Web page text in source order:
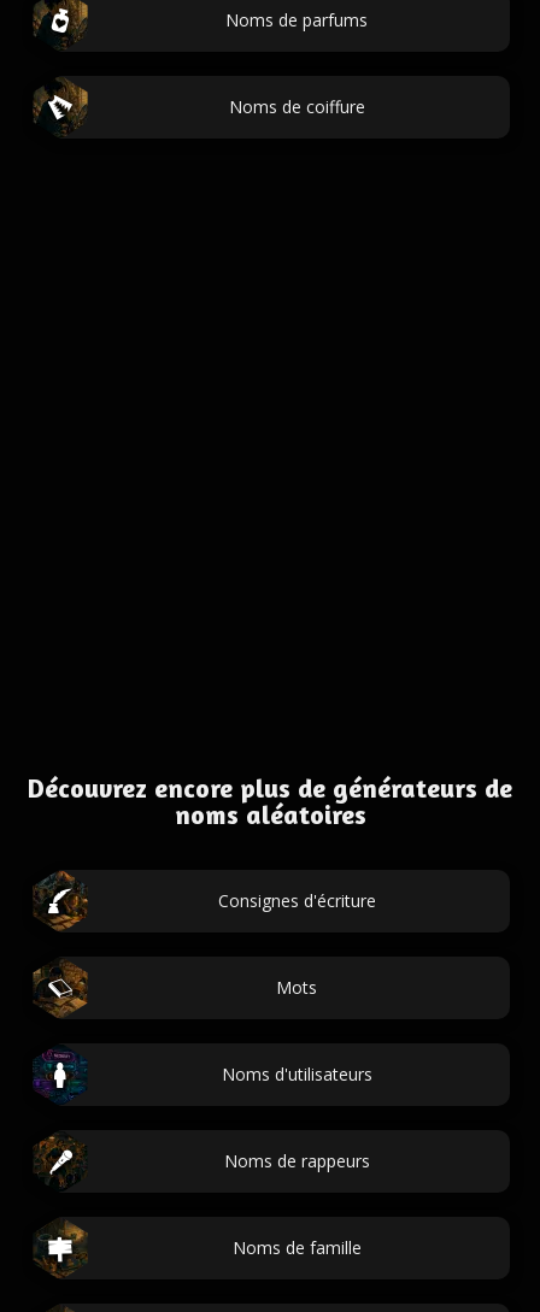
Noms de parfums
Noms de coiffure
Découvrez encore plus de générateurs de
noms aléatoires
Consignes d'écriture
Mots
Noms d'utilisateurs
Noms de rappeurs
Noms de famille